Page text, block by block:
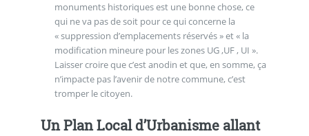
monuments historiques est une bonne chose, ce
qui ne va pas de soit pour ce qui concerne la
« suppression d’emplacements réservés » et « la
modification mineure pour les zones UG ,UF , UI ».
Laisser croire que c’est anodin et que, en somme, ça
n’impacte pas l’avenir de notre commune, c’est
tromper le citoyen.
Un Plan Local d’Urbanisme allant